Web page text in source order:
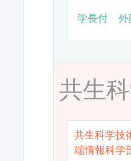
学長付 外
共生
共生科学
端情報科学